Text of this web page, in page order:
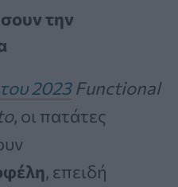
την
2023 Functional
, οι πατάτες
, επειδή